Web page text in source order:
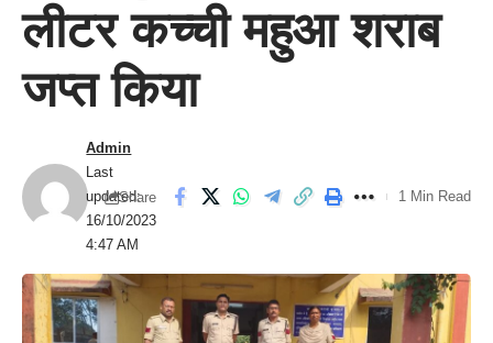
लीटर कच्ची महुआ शराब
जप्त किया
Last
updated:
16/10/2023
4:47 AM
Admin
Share 1 Min Read